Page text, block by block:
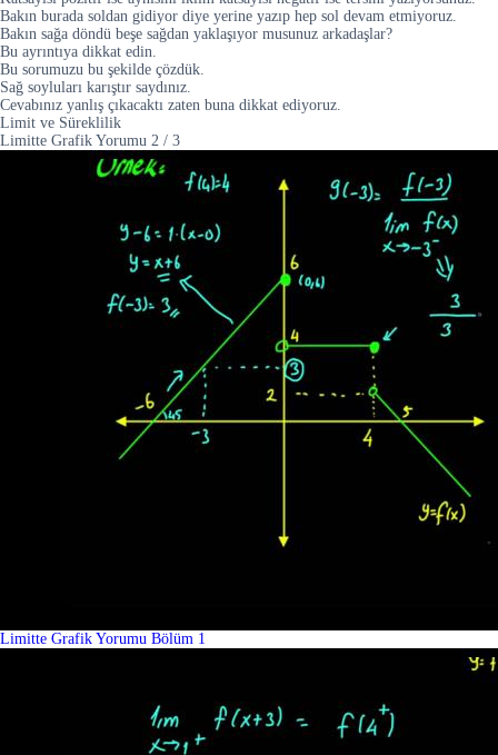
Bakın burada soldan gidiyor diye yerine yazıp hep sol devam etmiyoruz.
Bakın sağa döndü beşe sağdan yaklaşıyor musunuz arkadaşlar?
Bu ayrıntıya dikkat edin.
Bu sorumuzu bu şekilde çözdük.
Sağ soyluları karıştır saydınız.
Cevabınız yanlış çıkacaktı zaten buna dikkat ediyoruz.
Limit ve Süreklilik
Limitte Grafik Yorumu 2 / 3
Limitte Grafik Yorumu Bölüm 1